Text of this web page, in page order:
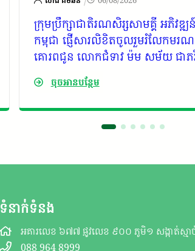
ក្រុមប្រឹក្សាជាតិរណសិរ្សសាមគ្គី អភិវឌ្
កម្ពុជា ផ្ញើសារលិខិតចូលរួមរំលែកមរ
គោរពជូន លោកជំទាវ ម៉ម សម័យ ជាភរិ
ទាំងក្រុមគ្រួសារ ដោយបានទទួលដំណឹង
ឧត្តម កាយ សំរួម ជាទីប្រឹក្សារាជរដ្ឋាភិប
កម្ពុជា
ចុចអានបន្ថែម
ទំនាក់ទំនង
អគារលេខ ៦៧៧ ផ្លូវលេខ ៩០០ ភូមិ១ សង្កាត់ស្មា
088 964 8999